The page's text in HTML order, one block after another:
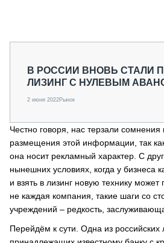
В РОССИИ ВНОВЬ СТАЛИ
ЛИЗИНГ С НУЛЕВЫМ
2 июня 2022Рынок
Честно говоря, нас терзали сомнения
размещения этой информации, так
она носит рекламный характер. С
нынешних условиях, когда у бизнеса
и взять в лизинг новую технику может
не каждая компания, такие шаги со
учреждений – редкость,
Перейдём к сути. Одна из российских